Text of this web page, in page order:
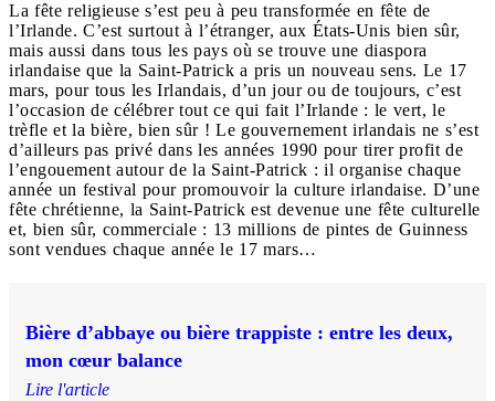
La fête religieuse s’est peu à peu transformée en fête de
l’Irlande. C’est surtout à l’étranger, aux États-Unis bien sûr,
mais aussi dans tous les pays où se trouve une diaspora
irlandaise que la Saint-Patrick a pris un nouveau sens. Le 17
mars, pour tous les Irlandais, d’un jour ou de toujours, c’est
l’occasion de célébrer tout ce qui fait l’Irlande : le vert, le
trèfle et la bière, bien sûr ! Le gouvernement irlandais ne s’est
d’ailleurs pas privé dans les années 1990 pour tirer profit de
l’engouement autour de la Saint-Patrick : il organise chaque
année un festival pour promouvoir la culture irlandaise. D’une
fête chrétienne, la Saint-Patrick est devenue une fête culturelle
et, bien sûr, commerciale : 13 millions de pintes de Guinness
sont vendues chaque année le 17 mars…
Bière d’abbaye ou bière trappiste : entre les deux,
mon cœur balance
Lire l'article